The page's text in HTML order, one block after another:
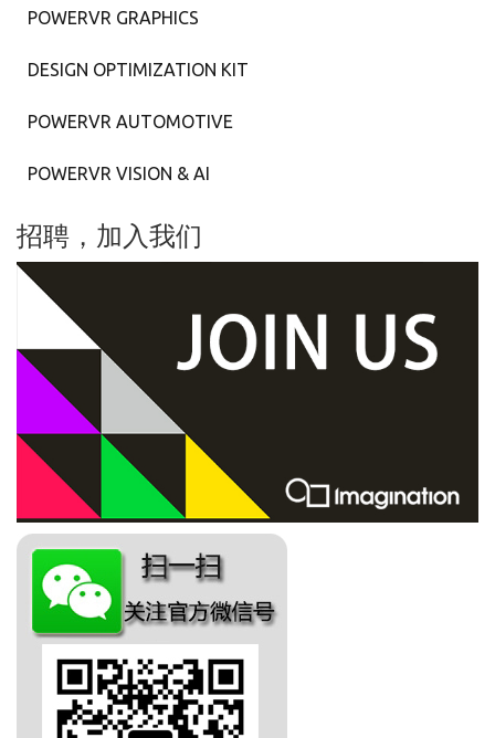
POWERVR GRAPHICS
DESIGN OPTIMIZATION KIT
POWERVR AUTOMOTIVE
POWERVR VISION & AI
招聘，加入我们